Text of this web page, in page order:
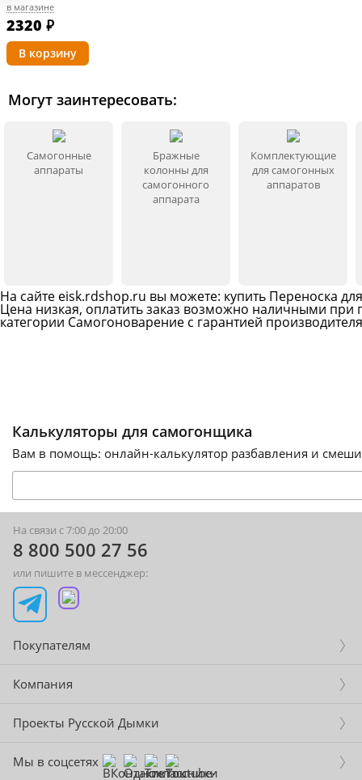
в магазине
2320 ₽
Могут заинтересовать:
Самогонные
аппараты
Бражные
колонны для
самогонного
аппарата
Комплектующие
для самогонных
аппаратов
На сайте eisk.rdshop.ru вы можете: купить Переноска
Цена низкая, оплатить заказ возможно наличными при
категории Самогоноварение с гарантией
Калькуляторы для самогонщика
Вам в помощь: онлайн-калькулятор разбавления и
На связи с 7:00 до 20:00
8 800 500 27 56
или пишите в мессенджер:
Покупателям
Компания
Проекты Русской Дымки
Мы в соцсетях